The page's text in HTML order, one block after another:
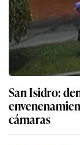
San Isidro:
cámaras